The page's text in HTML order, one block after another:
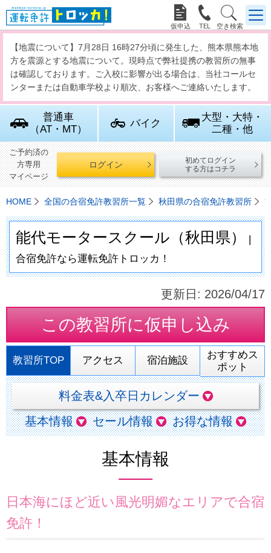
  
【地震について】7月28日 16時27分頃に発生した、熊本県熊本地
方を震源とする地震について。現時点で弊社提携の教習所の無事
は確認しております。ご入校に影響が出る場合は、当社コールセ
ンターまたは自動車学校より順次、お客様へご連絡いたします。
普通車
（AT・MT）
バイク
大型・大特・
二種・他
ご予約済の
方専用
マイページ
ログイン
初めてログイン
する方はコチラ
HOME 全国の合宿免許教習所一覧 秋田県の合宿免許教習所
能代モータースクール（秋田県）
|
合宿免許なら運転免許トロッカ！
更新日: 2026/04/17
この教習所に仮申し込み
教習所TOP アクセス 宿泊施設
おすすめス
ポット
料金表&入卒日カレンダー
基本情報
セール情報 お得な情報
基本情報
日本海にほど近い風光明媚なエリアで合宿
免許！